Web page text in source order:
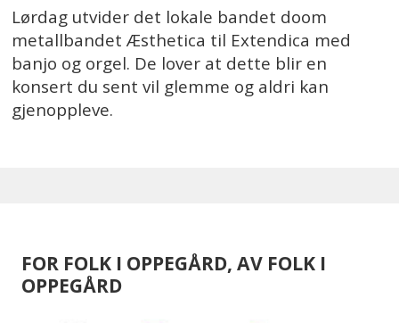
Lørdag utvider det lokale bandet doom
metallbandet Æsthetica til Extendica med
banjo og orgel. De lover at dette blir en
konsert du sent vil glemme og aldri kan
gjenoppleve.
FOR FOLK I OPPEGÅRD, AV FOLK I
OPPEGÅRD